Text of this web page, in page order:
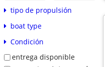
tipo de propulsión
boat type
Condición
entrega disponible